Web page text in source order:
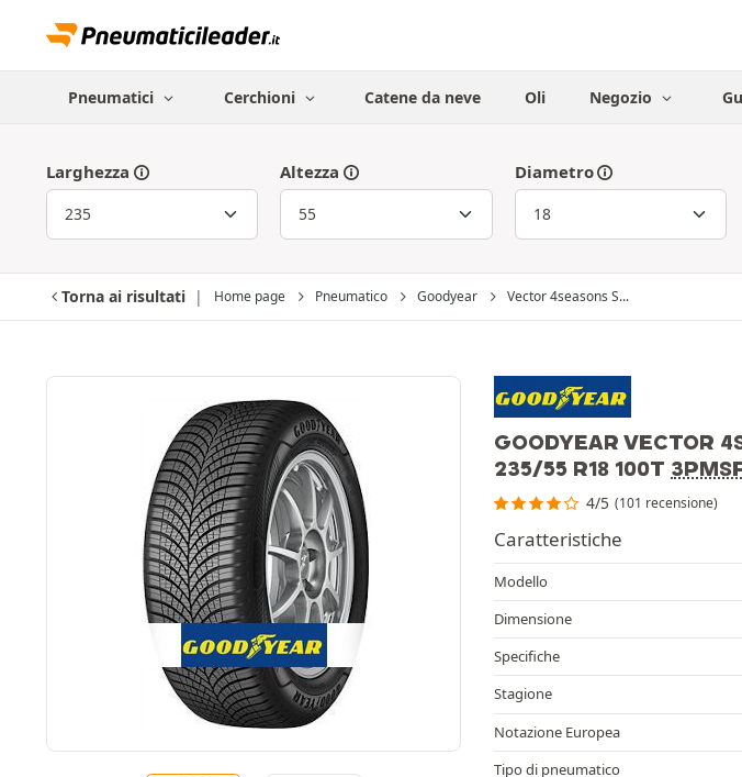
Pneumatici Cerchioni Catene da neve Oli Negozio
Larghezza Altezza Diametro
Torna ai risultati Home page Pneumatico Goodyear Vector 4seasons S...
GOODYEAR VECTOR
235/55 R18 100T
4/5 (101 recensione)
Caratteristiche
Modello
Dimensione
Specifiche
Stagione
Notazione Europea
Tipo di pneumatico